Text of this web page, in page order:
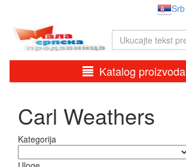
Srb
Katalog proizvoda
Carl Weathers
Kategorija